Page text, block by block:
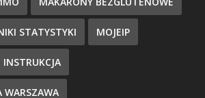
STATYSTYKI MOJEIP
WARSZAWA